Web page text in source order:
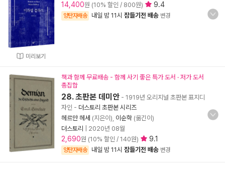
미리보기
14,400원 (10% 할인 / 800원) 9.4
양탄자배송 내일 밤 11시 잠들기전 배송 변경
책과 함께 무료배송 - 함께 사기 좋은 특가 도서 · 저가 도서
총집합
28. 초판본 데미안 - 1919년 오리지널 초판본 표지디
자인 - 더스토리 초판본 시리즈
헤르만 헤세 (지은이), 이순학 (옮긴이)
더스토리
2020년 08월
2,690원 (10% 할인 / 140원) 9.1
양탄자배송 내일 밤 11시 잠들기전 배송 변경